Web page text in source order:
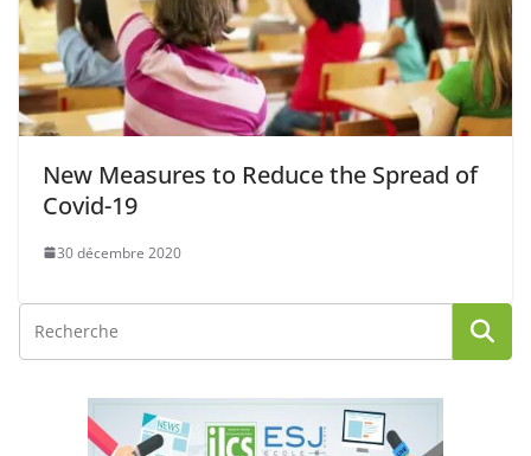
New Measures to Reduce the Spread of
Covid-19
30 décembre 2020